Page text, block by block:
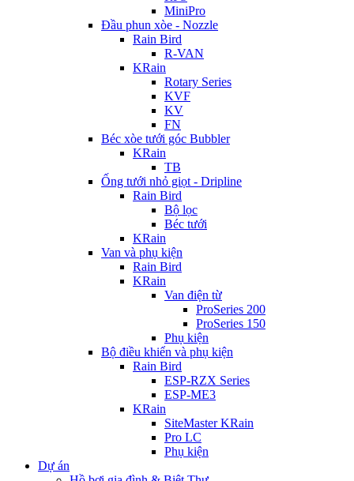
MiniPro
Đầu phun xòe - Nozzle
Rain Bird
R-VAN
KRain
Rotary Series
KVF
KV
FN
Béc xòe tưới góc Bubbler
KRain
TB
Ống tưới nhỏ giọt - Dripline
Rain Bird
Bộ lọc
Béc tưới
KRain
Van và phụ kiện
Rain Bird
KRain
Van điện từ
ProSeries 200
ProSeries 150
Phụ kiện
Bộ điều khiển và phụ kiện
Rain Bird
ESP-RZX Series
ESP-ME3
KRain
SiteMaster KRain
Pro LC
Phụ kiện
Dự án